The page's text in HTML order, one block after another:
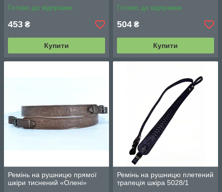
Готово до відправки
453 ₴
Купити
Готово до відправки
504 ₴
Купити
Ремінь на рушницю прямої
шкіри тиснений «Олені»
Ремінь на рушницю плетений
трапеція шкіра 5028/1